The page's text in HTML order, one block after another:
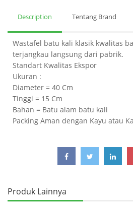
Description Tentang Brand
Wastafel batu kali klasik kwalitas
terjangkau langsung dari pabrik.
Standart Kwalitas Ekspor
Ukuran :
Diameter = 40 Cm
Tinggi = 15 Cm
Bahan = Batu alam batu kali
Packing Aman dengan Kayu atau